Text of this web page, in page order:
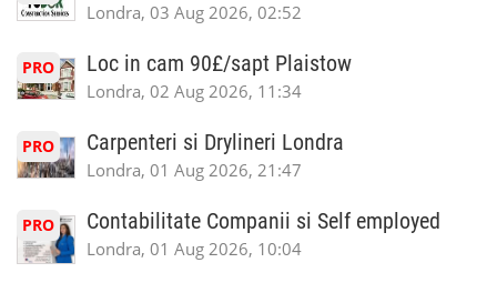
Londra, 03 Aug 2026, 02:52
PRO Loc in cam 90£/sapt Plaistow
Londra, 02 Aug 2026, 11:34
PRO Carpenteri si Drylineri Londra
Londra, 01 Aug 2026, 21:47
PRO Contabilitate Companii si Self employed
Londra, 01 Aug 2026, 10:04